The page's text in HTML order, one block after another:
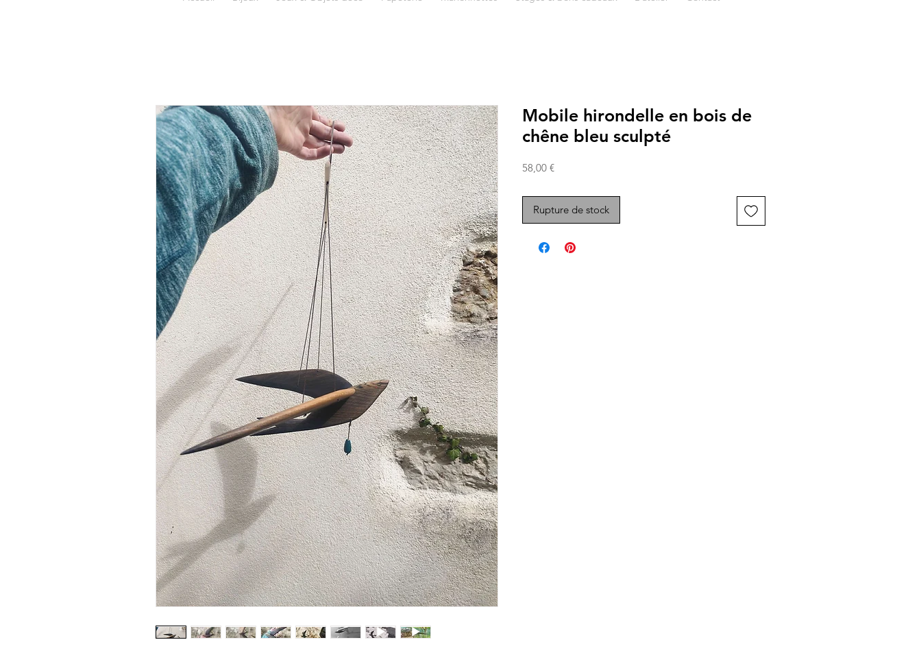
Mobile hirondelle en bois de
chêne bleu sculpté
58,00 €Prix
Rupture de stock